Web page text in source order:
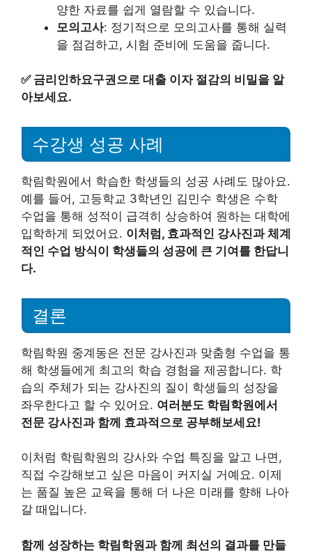
양한 자료를 쉽게 열람할 수 있습니다.
모의고사: 정기적으로 모의고사를 통해 실력
을 점검하고, 시험 준비에 도움을 줍니다.
✅ 금리인하요구권으로 대출 이자 절감의 비밀을 알
아보세요.
수강생 성공 사례
학림학원에서 학습한 학생들의 성공 사례도 많아요.
예를 들어, 고등학교 3학년인 김민수 학생은 수학
수업을 통해 성적이 급격히 상승하여 원하는 대학에
입학하게 되었어요. 이처럼, 효과적인 강사진과 체계
적인 수업 방식이 학생들의 성공에 큰 기여를 한답니
다.
결론
학림학원 중계동은 전문 강사진과 맞춤형 수업을 통
해 학생들에게 최고의 학습 경험을 제공합니다. 학
습의 주체가 되는 강사진의 질이 학생들의 성장을
좌우한다고 할 수 있어요. 여러분도 학림학원에서
전문 강사진과 함께 효과적으로 공부해보세요!
이처럼 학림학원의 강사와 수업 특징을 알고 나면,
직접 수강해보고 싶은 마음이 커지실 거예요. 이제
는 품질 높은 교육을 통해 더 나은 미래를 향해 나아
갈 때입니다.
함께 성장하는 학림학원과 함께 최선의 결과를 만들